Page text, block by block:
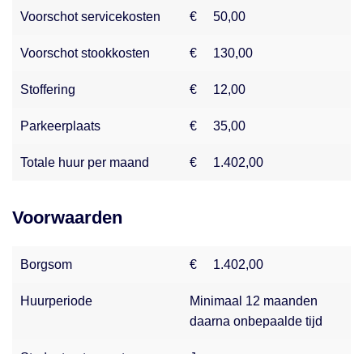
douche, wastafel en toilet.
Geniet van de rustige ligging, op slechts een steenworp
centraal station.
Buiten beschik je over een gezamenlijke tuin, een
fietsenberging en de mogelijkheid tot een eigen
Bijzonderheden:
155,00.
-Zonnewering: € 12,00
-Afschrijving roerende zaken € 12,50
Voorschot servicekosten € 50,00
Voorschot stookkosten € 130,00
Stoffering € 12,00
Parkeerplaats € 35,00
Totale huur per maand € 1.402,00
Voorwaarden
Borgsom € 1.402,00
Huurperiode
Minimaal 12 maanden
daarna onbepaalde tijd